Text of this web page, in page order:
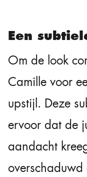
Een
Om de look
Camille voor
upstijl. Deze
ervoor dat de
aandacht
overschaduwd